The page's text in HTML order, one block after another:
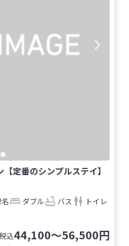
定番のシンプルステイ】
ダブル バス
トイレ
税込44,100～56,500円